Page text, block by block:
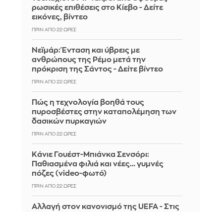
ρωσικές επιθέσεις στο Κίεβο - Δείτε
εικόνες, βίντεο
ΠΡΙΝ ΑΠΌ 22 ΏΡΕΣ
Νεϊμάρ: Ένταση και ύβρεις με
ανθρώπους της Ρέμο μετά την
πρόκριση της Σάντος - Δείτε βίντεο
ΠΡΙΝ ΑΠΌ 22 ΏΡΕΣ
Πώς η τεχνολογία βοηθά τους
πυροσβέστες στην καταπολέμηση των
δασικών πυρκαγιών
ΠΡΙΝ ΑΠΌ 22 ΏΡΕΣ
Κάνιε Γουέστ-Μπιάνκα Σενσόρι:
Παθιασμένα φιλιά και νέες… γυμνές
πόζες (video-φωτό)
ΠΡΙΝ ΑΠΌ 22 ΏΡΕΣ
Αλλαγή στον κανονισμό της UEFA - Στις